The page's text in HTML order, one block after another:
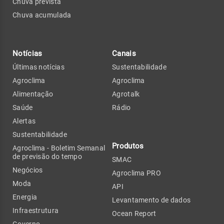
Chuva acumulada
Notícias
Últimas notícias
Agroclima
Alimentação
Saúde
Alertas
Sustentabilidade
Agroclima - Boletim Semanal
de previsão do tempo
Negócios
Moda
Energia
Infraestrutura
Canais
Sustentabilidade
Agroclima
Agrotalk
Rádio
Produtos
SMAC
Agroclima PRO
API
Levantamento de dados
Ocean Report